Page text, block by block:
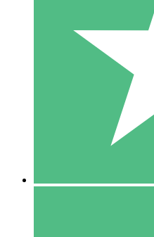
Pacchetti di
Paga a consumo con
1
US$